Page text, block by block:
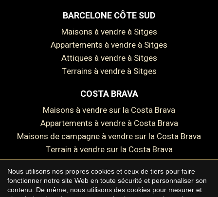
BARCELONE CÔTE SUD
Maisons à vendre à Sitges
Appartements à vendre à Sitges
Attiques à vendre à Sitges
Terrains à vendre à Sitges
COSTA BRAVA
Maisons à vendre sur la Costa Brava
Appartements à vendre à Costa Brava
Maisons de campagne à vendre sur la Costa Brava
Terrain à vendre sur la Costa Brava
Nous utilisons nos propres cookies et ceux de tiers pour faire
fonctionner notre site Web en toute sécurité et personnaliser son
contenu. De même, nous utilisons des cookies pour mesurer et
Enregistrer les paramètres Tout accepter